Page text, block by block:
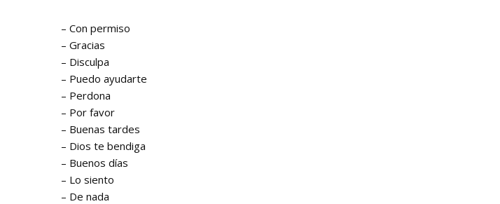
– Con permiso
– Gracias
– Disculpa
– Puedo ayudarte
– Perdona
– Por favor
– Buenas tardes
– Dios te bendiga
– Buenos días
– Lo siento
– De nada